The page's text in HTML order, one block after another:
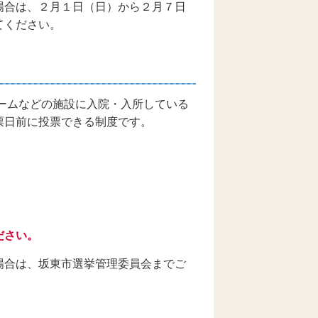
は、２月１日（日）から２月７日
ださい。
などの施設に入院・入所している
前に投票できる制度です。
い。
は、坂東市選挙管理委員会までご